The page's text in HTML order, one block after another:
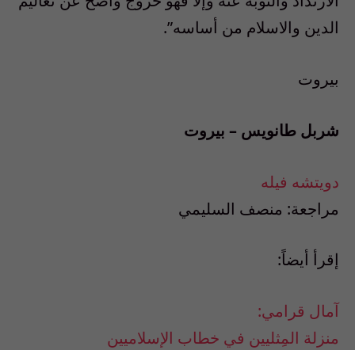
الدين والاسلام من أساسه”.
بيروت
شربل طانويس – بيروت
دويتشه فيله
مراجعة: منصف السليمي
إقرأ أيضاً:
آمال قرامي:
منزلة المِثليين في خطاب الإسلاميين